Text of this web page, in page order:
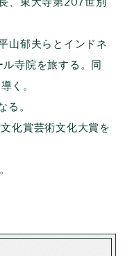
山郁夫らとインドネ
寺院を旅する。同
く。
る。
化賞芸術文化大賞を